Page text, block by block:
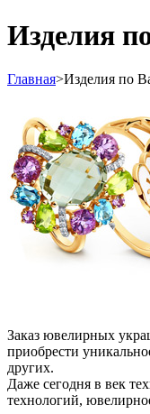
Изделия
Главная>Изделия по
Заказ ювелирных
приобрести
других.
Даже сегодня в век
технологий,